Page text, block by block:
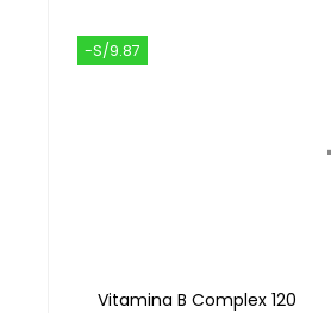
-S/9.87
Vitamina B Complex 120